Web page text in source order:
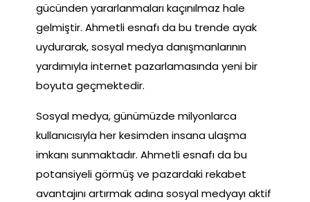
gücünden yararlanmaları kaçınılmaz hale
gelmiştir. Ahmetli esnafı da bu trende ayak
uydurarak, sosyal medya danışmanlarının
yardımıyla internet pazarlamasında yeni bir
boyuta geçmektedir.
Sosyal medya, günümüzde milyonlarca
kullanıcısıyla her kesimden insana ulaşma
imkanı sunmaktadır. Ahmetli esnafı da bu
potansiyeli görmüş ve pazardaki rekabet
avantajını artırmak adına sosyal medyayı aktif